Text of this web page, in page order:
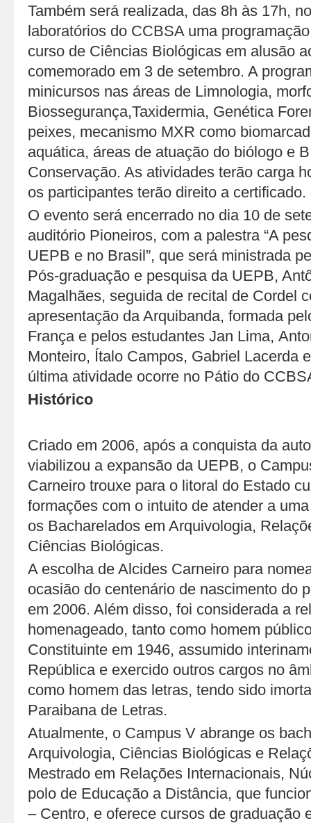
Também será realizada, das 8h às 17h,
laboratórios do CCBSA uma
curso de Ciências Biológicas em alusão
comemorado em 3 de setembro. A
minicursos nas áreas de Limnologia,
Biossegurança,Taxidermia, Genética
peixes, mecanismo MXR como
aquática, áreas de atuação do biólogo e
Conservação. As atividades terão carga
os participantes terão direito a certificado.
O evento será encerrado no dia 10 de
auditório Pioneiros, com a palestra “A
UEPB e no Brasil”, que será ministrada
Pós-graduação e pesquisa da UEPB,
Magalhães, seguida de recital de Cordel
apresentação da Arquibanda, formada
França e pelos estudantes Jan Lima,
Monteiro, Ítalo Campos, Gabriel Lacerda
última atividade ocorre no Pátio do
Histórico
Criado em 2006, após a conquista da
viabilizou a expansão da UEPB, o
Carneiro trouxe para o litoral do Estado
formações com o intuito de atender a
os Bacharelados em Arquivologia,
Ciências Biológicas.
A escolha de Alcides Carneiro para
ocasião do centenário de nascimento do
em 2006. Além disso, foi considerada a
homenageado, tanto como homem
Constituinte em 1946, assumido
República e exercido outros cargos no
como homem das letras, tendo sido
Paraibana de Letras.
Atualmente, o Campus V abrange os
Arquivologia, Ciências Biológicas e
Mestrado em Relações Internacionais,
polo de Educação a Distância, que
– Centro, e oferece cursos de graduação